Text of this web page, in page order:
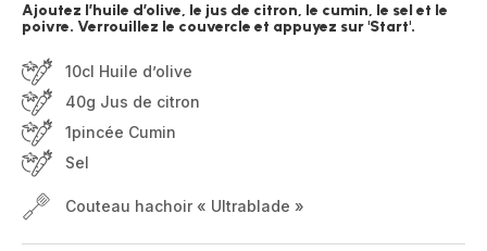
Ajoutez l’huile d’olive, le jus de citron, le cumin, le sel et le
poivre. Verrouillez le couvercle et appuyez sur 'Start'.
10cl Huile d’olive
40g Jus de citron
1pincée Cumin
Sel
Couteau hachoir « Ultrablade »